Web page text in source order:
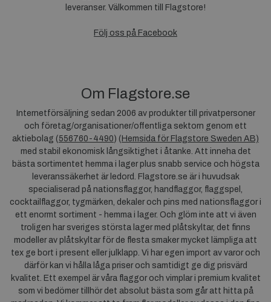
leveranser. Välkommen till Flagstore!
Följ oss på Facebook
Om Flagstore.se
Internetförsäljning sedan 2006 av produkter till privatpersoner
och företag/organisationer/offentliga sektorn genom ett
aktiebolag (556760-4490) ( Hemsida för Flagstore Sweden AB)
med stabil ekonomisk långsiktighet i åtanke. Att inneha det
bästa sortimentet hemma i lager plus snabb service och högsta
leveranssäkerhet är ledord. Flagstore.se är i huvudsak
specialiserad på nationsflaggor, handflaggor, flaggspel,
cocktailflaggor, tygmärken, dekaler och pins med nationsflaggor i
ett enormt sortiment - hemma i lager. Och glöm inte att vi även
troligen har sveriges största lager med plåtskyltar, det finns
modeller av plåtskyltar för de flesta smaker mycket lämpliga att
tex ge bort i present eller julklapp. Vi har egen import av varor och
därför kan vi hålla låga priser och samtidigt ge dig prisvärd
kvalitet. Ett exempel är våra flaggor och vimplar i premium kvalitet
som vi bedömer tillhör det absolut bästa som går att hitta på